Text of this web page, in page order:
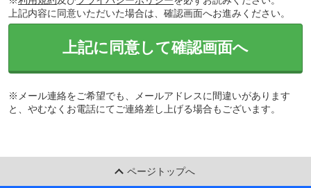
上記内容に同意いただいた場合は、確認画面へお進みください。
上記に同意して確認画面へ
※メール連絡をご希望でも、メールアドレスに間違いがあります
と、やむなくお電話にてご連絡差し上げる場合もございます。
ページトップへ